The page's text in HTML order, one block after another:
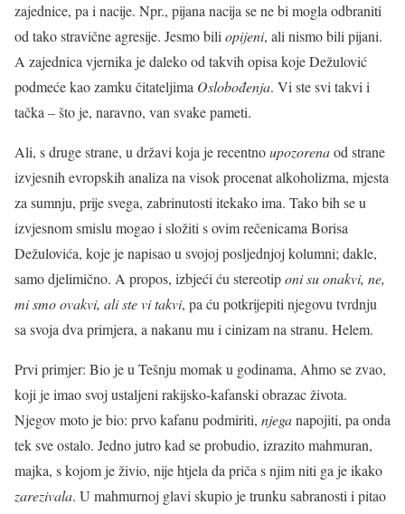
zajednice, pa i nacije. Npr., pijana nacija se ne bi mogla odbraniti
od tako stravične agresije. Jesmo bili opijeni, ali nismo bili pijani.
A zajednica vjernika je daleko od takvih opisa koje Dežulović
podmeće kao zamku čitateljima Oslobođenja. Vi ste svi takvi i
tačka – što je, naravno, van svake pameti.
Ali, s druge strane, u državi koja je recentnoupozorenaod strane
izvjesnih evropskih analiza na visok procenat alkoholizma, mjesta
za sumnju, prije svega, zabrinutosti itekako ima. Tako bih se u
izvjesnom smislu mogao i složiti s ovim rečenicama Borisa
Dežulovića, koje je napisao u svojoj posljednjoj kolumni; dakle,
samo djelimično. A propos, izbjeći ću stereotiponi su onakvi, ne,
mi smo ovakvi, ali ste vi takvi, pa ću potkrijepiti njegovu tvrdnju
sa svoja dva primjera, a nakanu mu i cinizam na stranu. Helem.
Prvi primjer: Bio je u Tešnju momak u godinama, Ahmo se zvao,
koji je imao svoj ustaljeni rakijsko-kafanski obrazac života.
Njegov moto je bio: prvo kafanu podmiriti, njeganapojiti, pa onda
tek sve ostalo. Jedno jutro kad se probudio, izrazito mahmuran,
majka, s kojom je živio, nije htjela da priča s njim niti ga je ikako
zarezivala. U mahmurnoj glavi skupio je trunku sabranosti i pitao